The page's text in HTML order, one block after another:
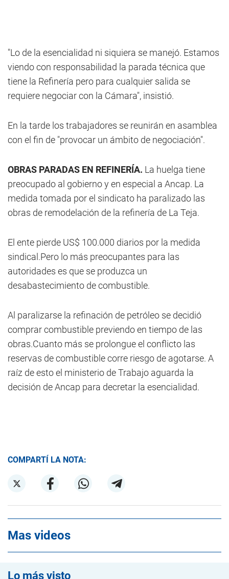
"Lo de la esencialidad ni siquiera se manejó. Estamos
viendo con responsabilidad la parada técnica que
tiene la Refinería pero para cualquier salida se
requiere negociar con la Cámara", insistió.
En la tarde los trabajadores se reunirán en asamblea
con el fin de "provocar un ámbito de negociación".
OBRAS PARADAS EN REFINERÍA. La huelga tiene
preocupado al gobierno y en especial a Ancap. La
medida tomada por el sindicato ha paralizado las
obras de remodelación de la refinería de La Teja.
El ente pierde US$ 100.000 diarios por la medida
sindical.Pero lo más preocupantes para las
autoridades es que se produzca un
desabastecimiento de combustible.
Al paralizarse la refinación de petróleo se decidió
comprar combustible previendo en tiempo de las
obras.Cuanto más se prolongue el conflicto las
reservas de combustible corre riesgo de agotarse. A
raíz de esto el ministerio de Trabajo aguarda la
decisión de Ancap para decretar la esencialidad.
COMPARTÍ LA NOTA:
Mas videos
Lo más visto